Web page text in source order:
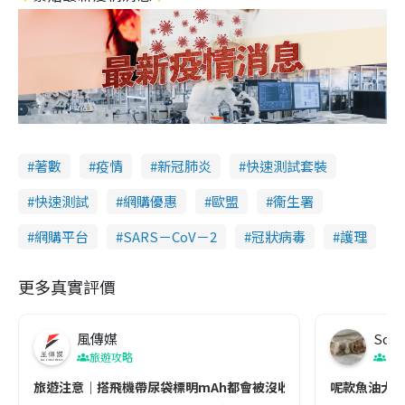
著數 疫情 新冠肺炎
快速測試套裝
快速測試
網購優惠 歐盟
衞生署
網購平台
SARS－CoV－2 冠狀病毒 護理
更多真實評價
風傳媒
旅遊攻略
旅遊注意｜搭飛機帶尿袋標明mAh都會被沒收😱出發前切記檢查
Soul
呢款魚油大